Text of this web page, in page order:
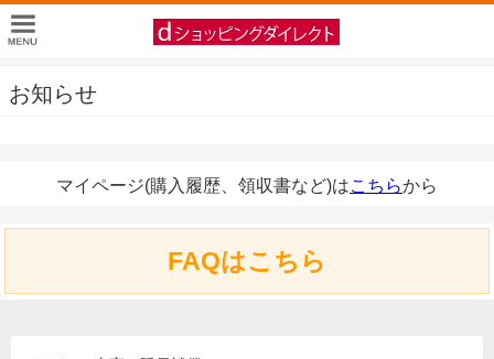
お知らせ
マイページ(購入履歴、領収書など)はこちらから
FAQはこちら